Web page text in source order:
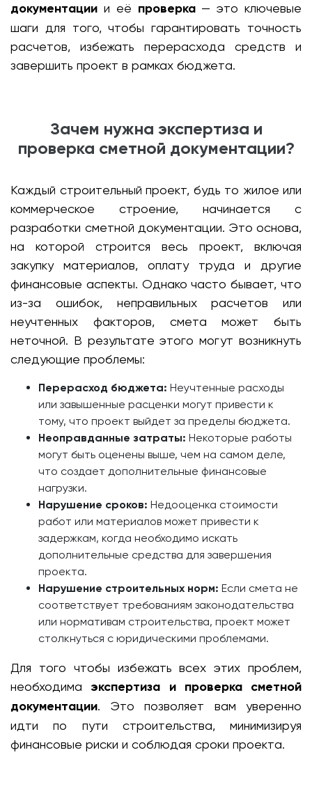
документации и её проверка— это ключевые
шаги для того, чтобы гарантировать точность
расчетов, избежать перерасхода средств и
завершить проект в рамках бюджета.
Зачем нужна экспертиза и
проверка сметной документации?
Каждый строительный проект, будь то жилое или
коммерческое строение, начинается с
разработки сметной документации. Это основа,
на которой строится весь проект, включая
закупку материалов, оплату труда и другие
финансовые аспекты. Однако часто бывает, что
из-за ошибок, неправильных расчетов или
неучтенных факторов, смета может быть
неточной. В результате этого могут возникнуть
следующие проблемы:
Перерасход бюджета: Неучтенные расходы
или завышенные расценки могут привести к
тому, что проект выйдет за пределы бюджета.
Неоправданные затраты: Некоторые работы
могут быть оценены выше, чем на самом деле,
что создает дополнительные финансовые
нагрузки.
Нарушение сроков: Недооценка стоимости
работ или материалов может привести к
задержкам, когда необходимо искать
дополнительные средства для завершения
проекта.
Нарушение строительных норм: Если смета не
соответствует требованиям законодательства
или нормативам строительства, проект может
столкнуться с юридическими проблемами.
Для того чтобы избежать всех этих проблем,
необходима экспертиза и проверка сметной
документации. Это позволяет вам уверенно
идти по пути строительства, минимизируя
финансовые риски и соблюдая сроки проекта.